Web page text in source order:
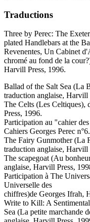
Traductions
Three by Perec: The
plated Handlebars at the
Revenentes, Un Cabinet
chromé au fond de la
Harvill Press, 1996.
Ballad of the Salt Sea (La
traduction anglaise, Harvill
The Celts (Les Celtiques),
Press, 1996.
Participation au "cahier
Cahiers Georges Perec
The Fairy Gunmother (La
traduction anglaise, Harvill
The scapegoat (Au
anglaise, Harvill Press,
Participation à The
Universelle des
chiffres)de Georges Ifrah,
Write to Kill: A
Sea (La petite marchande